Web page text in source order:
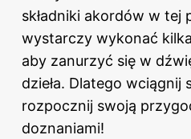
składniki akordów w tej
wystarczy wykonać
aby zanurzyć się w
dzieła. Dlatego wciągnij
rozpocznij swoją
doznaniami!